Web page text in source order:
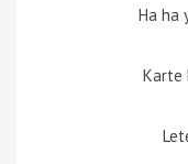
Ha ha
Karte